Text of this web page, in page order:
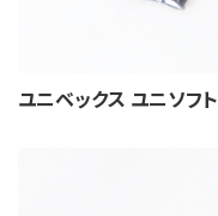
ユニベックス ユニソフト